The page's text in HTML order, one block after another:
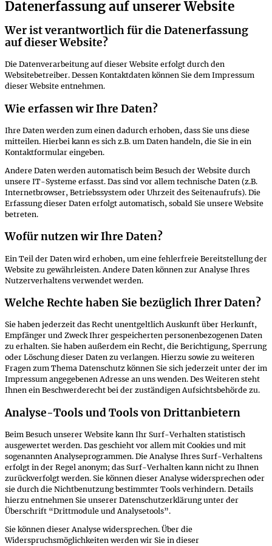
Datenerfassung auf unserer Website
Wer ist verantwortlich für die Datenerfassung
auf dieser Website?
Die Datenverarbeitung auf dieser Website erfolgt durch den
Websitebetreiber. Dessen Kontaktdaten können Sie dem Impressum
dieser Website entnehmen.
Wie erfassen wir Ihre Daten?
Ihre Daten werden zum einen dadurch erhoben, dass Sie uns diese
mitteilen. Hierbei kann es sich z.B. um Daten handeln, die Sie in ein
Kontaktformular eingeben.
Andere Daten werden automatisch beim Besuch der Website durch
unsere IT-Systeme erfasst. Das sind vor allem technische Daten (z.B.
Internetbrowser, Betriebssystem oder Uhrzeit des Seitenaufrufs). Die
Erfassung dieser Daten erfolgt automatisch, sobald Sie unsere Website
betreten.
Wofür nutzen wir Ihre Daten?
Ein Teil der Daten wird erhoben, um eine fehlerfreie Bereitstellung der
Website zu gewährleisten. Andere Daten können zur Analyse Ihres
Nutzerverhaltens verwendet werden.
Welche Rechte haben Sie bezüglich Ihrer Daten?
Sie haben jederzeit das Recht unentgeltlich Auskunft über Herkunft,
Empfänger und Zweck Ihrer gespeicherten personenbezogenen Daten
zu erhalten. Sie haben außerdem ein Recht, die Berichtigung, Sperrung
oder Löschung dieser Daten zu verlangen. Hierzu sowie zu weiteren
Fragen zum Thema Datenschutz können Sie sich jederzeit unter der im
Impressum angegebenen Adresse an uns wenden. Des Weiteren steht
Ihnen ein Beschwerderecht bei der zuständigen Aufsichtsbehörde zu.
Analyse-Tools und Tools von Drittanbietern
Beim Besuch unserer Website kann Ihr Surf-Verhalten statistisch
ausgewertet werden. Das geschieht vor allem mit Cookies und mit
sogenannten Analyseprogrammen. Die Analyse Ihres Surf-Verhaltens
erfolgt in der Regel anonym; das Surf-Verhalten kann nicht zu Ihnen
zurückverfolgt werden. Sie können dieser Analyse widersprechen oder
sie durch die Nichtbenutzung bestimmter Tools verhindern. Details
hierzu entnehmen Sie unserer Datenschutzerklärung unter der
Überschrift “Drittmodule und Analysetools”.
Sie können dieser Analyse widersprechen. Über die
Widerspruchsmöglichkeiten werden wir Sie in dieser